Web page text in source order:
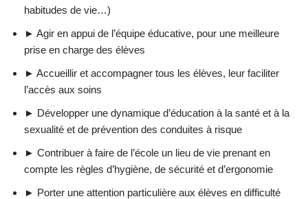
habitudes de vie…)
► Agir en appui de l’équipe éducative, pour une meilleure
prise en charge des élèves
► Accueillir et accompagner tous les élèves, leur faciliter
l’accès aux soins
► Développer une dynamique d’éducation à la santé et à la
sexualité et de prévention des conduites à risque
► Contribuer à faire de l’école un lieu de vie prenant en
compte les règles d’hygiène, de sécurité et d’ergonomie
► Porter une attention particulière aux élèves en difficulté